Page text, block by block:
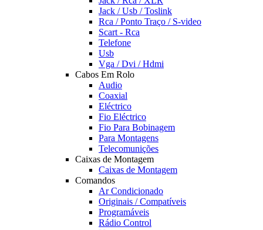
Jack / Usb / Toslink
Rca / Ponto Traço / S-video
Scart - Rca
Telefone
Usb
Vga / Dvi / Hdmi
Cabos Em Rolo
Audio
Coaxial
Eléctrico
Fio Eléctrico
Fio Para Bobinagem
Para Montagens
Telecomunições
Caixas de Montagem
Caixas de Montagem
Comandos
Ar Condicionado
Originais / Compatíveis
Programáveis
Rádio Control